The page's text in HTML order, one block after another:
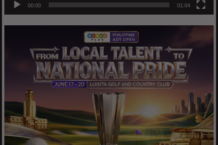
00:00 01:04